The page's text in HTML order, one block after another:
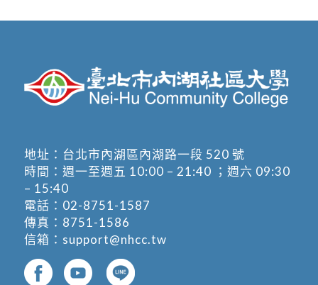
地址： 台北市內湖區內湖路一段 520 號
時間：週一至週五 10:00 – 21:40 ；週六 09:30
– 15:40
電話： 02-8751-1587
傳真：8751-1586
信箱： support@nhcc.tw